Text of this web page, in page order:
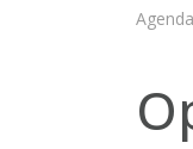
Agenda